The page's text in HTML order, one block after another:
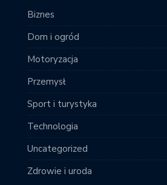
Biznes
Dom i ogród
Motoryzacja
Przemysł
Sport i turystyka
Technologia
Uncategorized
Zdrowie i uroda